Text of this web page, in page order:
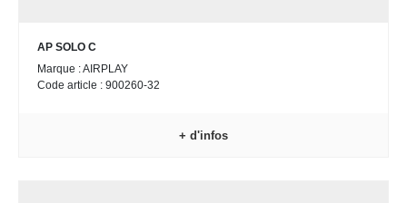
AP SOLO C
Marque : AIRPLAY
Code article : 900260-32
+ d'infos